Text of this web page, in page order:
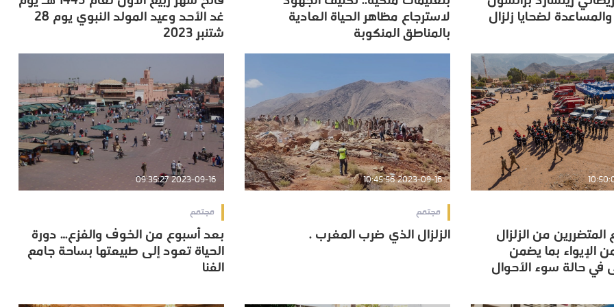
لضحايا زلزال
لضحايا زلزال لاسترجاع مظاهر الحياة العادية
بالمناطق المنكوبة
لاسترجاع مظاهر الحياة العادية
بالمناطق المنكوبة
غد الأحد وعيد المولد النبوي يوم 28
شتنبر 2023 غد الأحد وعيد المولد النبوي يوم 28
شتنبر 2023
من الزلزال
الإيواء بما يضمن
في حالة سوء الأحوال
من الزلزال
الإيواء بما يضمن
في حالة سوء الأحوال
2023-09-16 10:45:56
مجتمع
الزلزال الذي ضرب المغرب .
الزلزال الذي ضرب المغرب .
2023-09-16 09:35:27
مجتمع
بعد أسبوع من الخوف والفزع… دورة
الحياة تعود إلى طبيعتها بساحة جامع
الفنا
بعد أسبوع من الخوف والفزع… دورة
الحياة تعود إلى طبيعتها بساحة جامع
الفنا